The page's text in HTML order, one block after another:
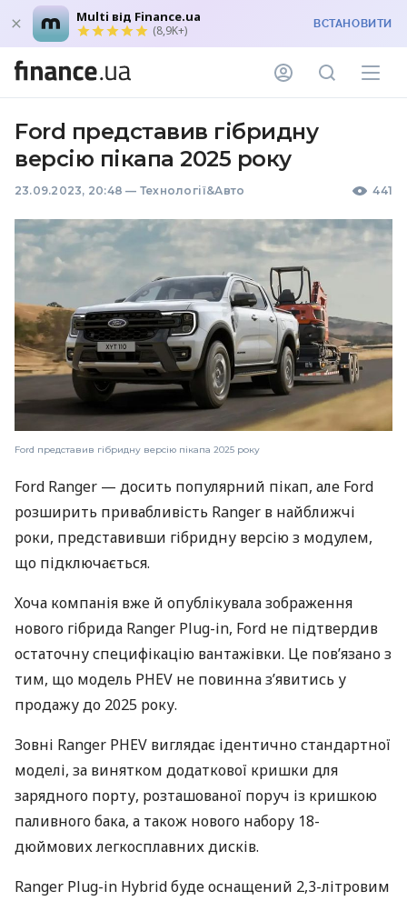
Multi від Finance.ua
(8,9K+) ВСТАНОВИТИ
Ford представив гібридну
версію пікапа 2025 року
23.09.2023, 20:48 — Технології&Авто 441
Ford представив гібридну версію пікапа 2025 року
Ford Ranger — досить популярний пікап, але Ford
розширить привабливість Ranger в найближчі
роки, представивши гібридну версію з модулем,
що підключається.
Хоча компанія вже й опублікувала зображення
нового гібрида Ranger Plug-in, Ford не підтвердив
остаточну специфікацію вантажівки. Це пов’язано з
тим, що модель PHEV не повинна з’явитись у
продажу до 2025 року.
Зовні Ranger PHEV виглядає ідентично стандартної
моделі, за винятком додаткової кришки для
зарядного порту, розташованої поруч із кришкою
паливного бака, а також нового набору 18-
дюймових легкосплавних дисків.
Ranger Plug-in Hybrid буде оснащений 2,3-літровим